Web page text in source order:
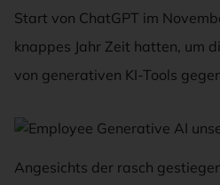
Start von ChatGPT im
knappes Jahr Zeit hatten, um
von generativen KI-Tools
Angesichts der rasch